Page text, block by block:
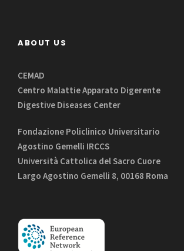
ABOUT US
CEMAD
Centro Malattie Apparato Digerente
Digestive Diseases Center
Fondazione Policlinico Universitario
Agostino Gemelli IRCCS
Università Cattolica del Sacro Cuore
Largo Agostino Gemelli 8, 00168 Roma